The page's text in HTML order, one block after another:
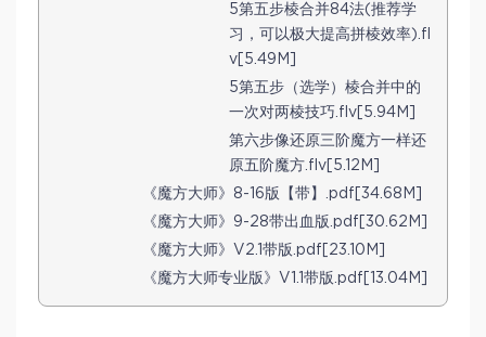
5第五步棱合并84法(推荐学
习，可以极大提高拼棱效率).fl
v[5.49M]
5第五步（选学）棱合并中的
一次对两棱技巧.flv[5.94M]
第六步像还原三阶魔方一样还
原五阶魔方.flv[5.12M]
《魔方大师》8-16版【带】.pdf[34.68M]
《魔方大师》9-28带出血版.pdf[30.62M]
《魔方大师》V2.1带版.pdf[23.10M]
《魔方大师专业版》V1.1带版.pdf[13.04M]